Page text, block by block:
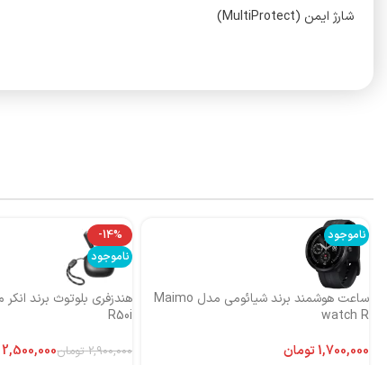
شارژ ایمن (MultiProtect)
ناموجود
ساعت هوشمند برند شیائومی مدل Maimo
watch R
تومان
-14%
ناموجود
R50i
2,900,000 تومان2,500,000